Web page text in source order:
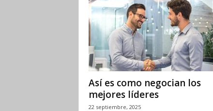
Así es como negocian los
mejores líderes
22 septiembre, 2025